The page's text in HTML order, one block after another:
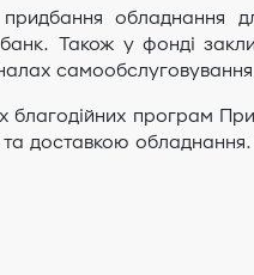
обладнання
Також у фонді
благодійних програм
та доставкою